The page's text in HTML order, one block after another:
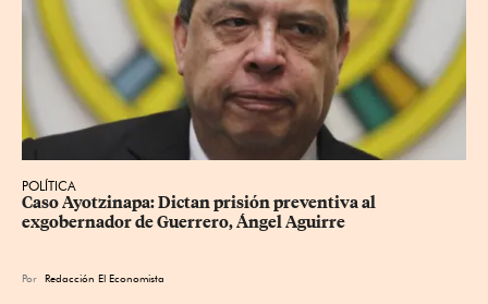
POLÍTICA
Caso Ayotzinapa: Dictan prisión preventiva al
exgobernador de Guerrero, Ángel Aguirre
Por Redacción El Economista